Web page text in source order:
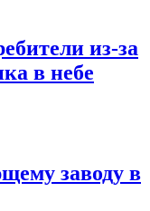
из-за
в небе
заводу в